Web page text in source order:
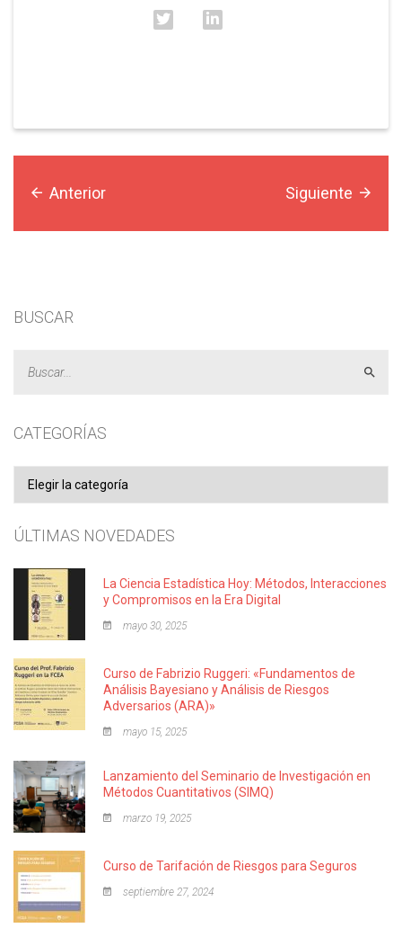
Anterior Siguiente
BUSCAR
CATEGORÍAS
ÚLTIMAS NOVEDADES
La Ciencia Estadística Hoy: Métodos, Interacciones
y Compromisos en la Era Digital
mayo 30, 2025
Curso de Fabrizio Ruggeri: «Fundamentos de
Análisis Bayesiano y Análisis de Riesgos
Adversarios (ARA)»
mayo 15, 2025
Lanzamiento del Seminario de Investigación en
Métodos Cuantitativos (SIMQ)
marzo 19, 2025
Curso de Tarifación de Riesgos para Seguros
septiembre 27, 2024